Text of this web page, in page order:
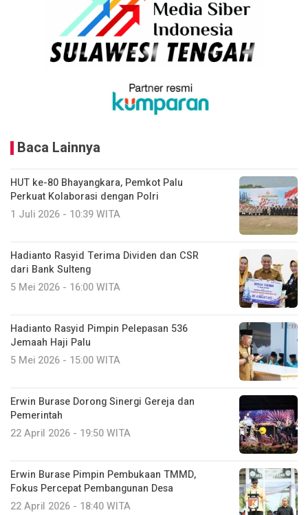
Baca Lainnya
HUT ke-80 Bhayangkara, Pemkot Palu
Perkuat Kolaborasi dengan Polri
1 Juli 2026 - 10:39 WITA
Hadianto Rasyid Terima Dividen dan CSR
dari Bank Sulteng
5 Mei 2026 - 16:00 WITA
Hadianto Rasyid Pimpin Pelepasan 536
Jemaah Haji Palu
5 Mei 2026 - 15:00 WITA
Erwin Burase Dorong Sinergi Gereja dan
Pemerintah
22 April 2026 - 19:50 WITA
Erwin Burase Pimpin Pembukaan TMMD,
Fokus Percepat Pembangunan Desa
22 April 2026 - 18:40 WITA